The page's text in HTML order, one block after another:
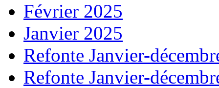
Février 2025
Janvier 2025
Refonte Janvier-
Refonte Janvier-